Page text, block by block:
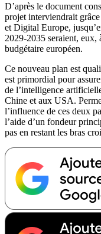
D’après le document
projet interviendrait
et Digital Europe,
2029-2035 seraient,
budgétaire européen.
Ce nouveau plan est
est primordial pour
de l’intelligence
Chine et aux USA.
l’influence de ces deux
l’aide d’un fondeur
pas en restant les bras